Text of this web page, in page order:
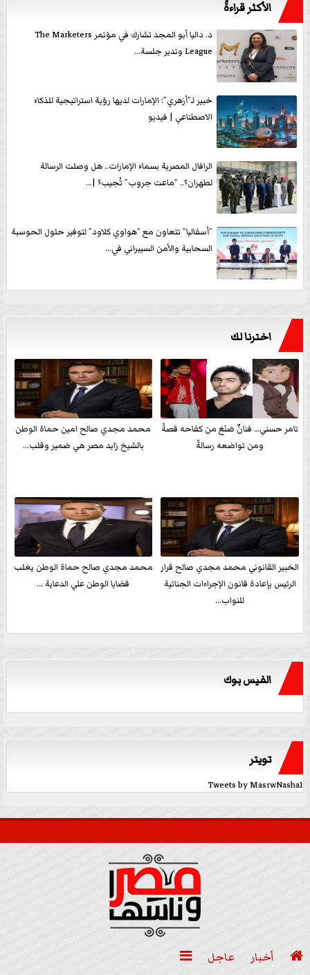
الأكثر قراءةً
د. داليا أبو المجد تشارك في مؤتمر The Marketers
League وتدير جلسة...
خبير لـ”أزهري”: الإمارات لديها رؤية استراتيجية للذكاء
الاصطناعي | فيديو
الرافال المصرية بسماء الإمارات.. هل وصلت الرسالة
لطهران؟.. ”ماعت جروب” تُجيب؟ |...
”أسفاليا” تتعاون مع ”هواوي كلاود” لتوفير حلول الحوسبة
السحابية والأمن السيبراني في...
اخترنا لك
تامر حسني… فنانٌ صَنَعَ من كفاحه قصةً
ومن تواضعه رسالةً
محمد مجدي صالح امين حماة الوطن
بالشيخ زايد مصر هي ضمير وقلب...
الخبير القانوني محمد مجدي صالح قرار
الرئيس بإعادة قانون الإجراءات الجنائية
للنواب...
محمد مجدي صالح حماة الوطن يغلب
قضايا الوطن علي الدعاية ...
الفيس بوك
تويتر
Tweets by MasrwNasha1
 أخبار عاجل 